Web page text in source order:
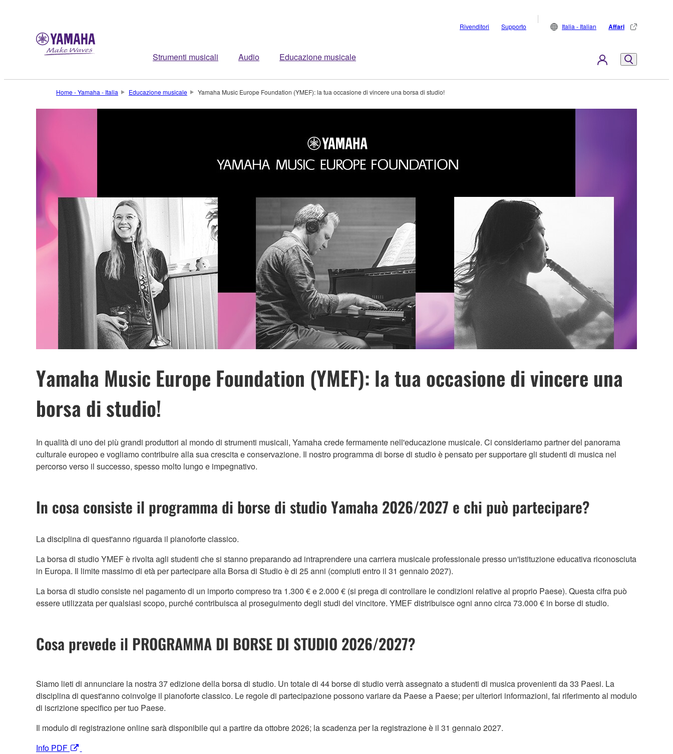
Strumenti musicali Audio Educazione musicale
Rivenditori Supporto Italia - Italian Affari
Home - Yamaha - Italia Educazione musicale Yamaha Music Europe Foundation (YMEF): la tua occasione di vincere una borsa di studio!
Yamaha Music Europe Foundation (YMEF): la tua occasione di vincere una
borsa di studio!
In qualità di uno dei più grandi produttori al mondo di strumenti musicali, Yamaha crede fermamente nell'educazione musicale. Ci consideriamo partner del panorama
culturale europeo e vogliamo contribuire alla sua crescita e conservazione. Il nostro programma di borse di studio è pensato per supportare gli studenti di musica nel
percorso verso il successo, spesso molto lungo e impegnativo.
In cosa consiste il programma di borse di studio Yamaha 2026/2027 e chi può partecipare?
La disciplina di quest'anno riguarda il pianoforte classico.
La borsa di studio YMEF è rivolta agli studenti che si stanno preparando ad intraprendere una carriera musicale professionale presso un'istituzione educativa riconosciuta
in Europa. Il limite massimo di età per partecipare alla Borsa di Studio è di 25 anni (compiuti entro il 31 gennaio 2027).
La borsa di studio consiste nel pagamento di un importo compreso tra 1.300 € e 2.000 € (si prega di controllare le condizioni relative al proprio Paese). Questa cifra può
essere utilizzata per qualsiasi scopo, purché contribuisca al proseguimento degli studi del vincitore. YMEF distribuisce ogni anno circa 73.000 € in borse di studio.
Cosa prevede il PROGRAMMA DI BORSE DI STUDIO 2026/2027?
Siamo lieti di annunciare la nostra 37 edizione della borsa di studio. Un totale di 44 borse di studio verrà assegnato a studenti di musica provenienti da 33 Paesi. La
disciplina di quest'anno coinvolge il pianoforte classico. Le regole di partecipazione possono variare da Paese a Paese; per ulteriori informazioni, fai riferimento al modulo
di iscrizione specifico per tuo Paese.
Il modulo di registrazione online sarà disponibile qui a partire da ottobre 2026; la scadenza per la registrazione è il 31 gennaio 2027.
Info PDF